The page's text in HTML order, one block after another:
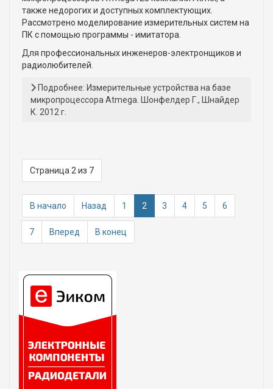
также недорогих и доступных комплектующих.
Рассмотрено моделирование измерительных систем на
ПК с помощью программы - имитатора.
Для профессиональных инженеров-электронщиков и
радиолюбителей.
Подробнее: Измерительные устройства на базе
микропроцессора Atmega. Шонфелдер Г., Шнайдер
К. 2012 г.
Страница 2 из 7
В начало Назад 1 2 3 4 5 6
7 Вперед В конец